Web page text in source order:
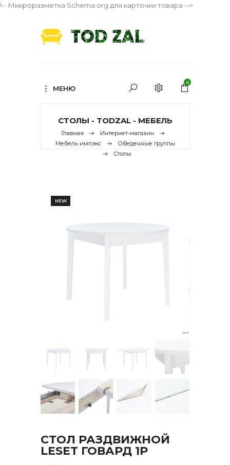
!-- Микроразметка Schema.org для карточки товара -->
МЕНЮ
0
СТОЛЫ - TODZAL - МЕБЕЛЬ
Главная
Интернет-магазин
Мебель импэкс
Обеденные группы
Столы
NEW
СТОЛ РАЗДВИЖНОЙ
LESET ГОВАРД 1Р